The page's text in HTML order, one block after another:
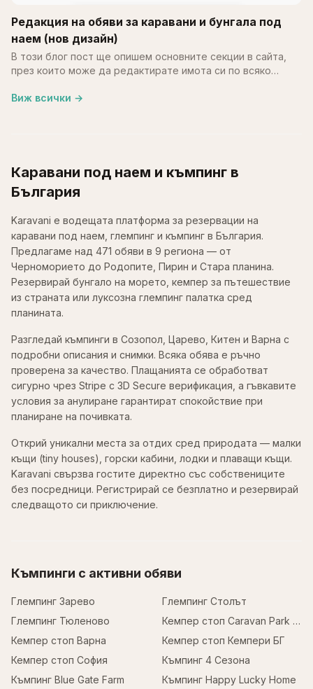
Редакция на обяви за каравани и бунгала под
наем (нов дизайн)
В този блог пост ще опишем основните секции в сайта,
през които може да редактирате имота си по всяко
системата…
Виж всички →
Каравани под наем и къмпинг в
България
Karavani е водещата платформа за резервации на
каравани под наем, глемпинг и къмпинг в България.
Предлагаме над 471 обяви в 9 региона — от
Черноморието до Родопите, Пирин и Стара планина.
Резервирай бунгало на морето, кемпер за пътешествие
из страната или луксозна глемпинг палатка сред
планината.
Разгледай къмпинги в Созопол, Царево, Китен и Варна с
подробни описания и снимки. Всяка обява е ръчно
проверена за качество. Плащанията се обработват
сигурно чрез Stripe с 3D Secure верификация, а гъвкавите
условия за анулиране гарантират спокойствие при
планиране на почивката.
Открий уникални места за отдих сред природата — малки
къщи (tiny houses), горски кабини, лодки и плаващи къщи.
Karavani свързва гостите директно със собствениците
без посредници. Регистрирай се безплатно и резервирай
следващото си приключение.
Къмпинги с активни обяви
Глемпинг Зарево
Глемпинг Столът
Глемпинг Тюленово
Кемпер стоп Caravan Park Sofia
Кемпер стоп Варна
Кемпер стоп Кемпери БГ
Кемпер стоп София
Къмпинг 4 Сезона
Къмпинг Blue Gate Farm
Къмпинг Happy Lucky Home